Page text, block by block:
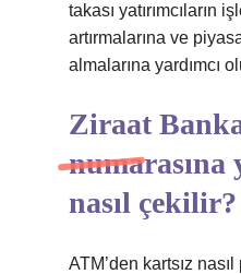
takası yatırımcıların
artırmalarına ve
almalarına yardımcı
Ziraat
numarasına
nasıl çekilir?
ATM’den kartsız